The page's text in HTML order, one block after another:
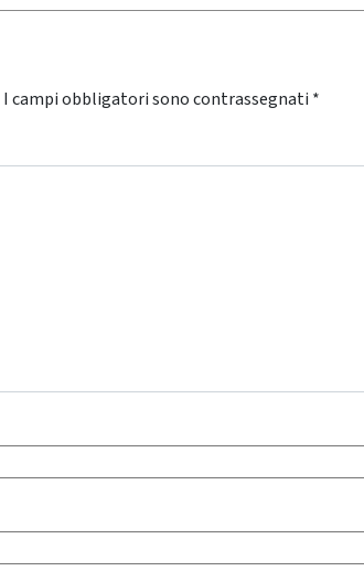
I campi obbligatori sono contrassegnati *